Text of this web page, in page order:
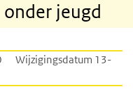
jeugd
Wijzigingsdatum 13-